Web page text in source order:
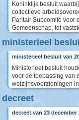
Koninklijk besluit
collectieve
Paritair Subcomité voor
Gemeenschap, tot
ministerieel
ministerieel besluit van
Ministerieel besluit
voor de toepassing van
welzijnsvoorzieningen
decreet
decreet van 23 december